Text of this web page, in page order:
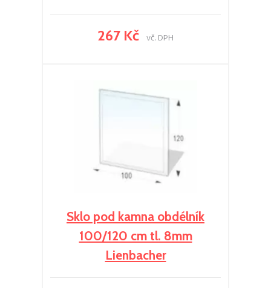
267 Kč vč. DPH
Sklo pod kamna obdélník
100/120 cm tl. 8mm
Lienbacher